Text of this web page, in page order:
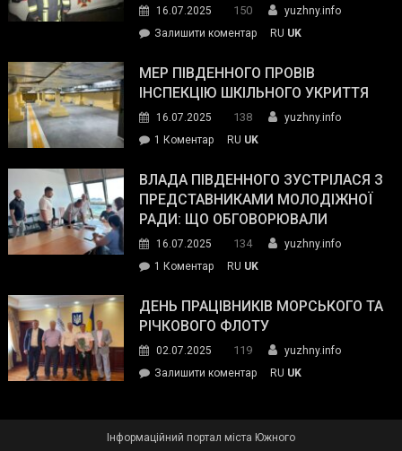
силових
та
органів:
«Наш
спільний
окупанти.
Маємо
діяти
команда
16.07.2025 150
yuzhny.info
Залишити коментарon
ДСНС
власноруч
пожежу
у
RU UK
МЕР ПІВДЕННОГО ПРОВІВ
ІНСПЕКЦІЮ ШКІЛЬНОГО УКРИТТЯ
16.07.2025 138
yuzhny.info
1 Коментардо
Південного
провів
інспекцію
укриття
RU UK
ВЛАДА ПІВДЕННОГО ЗУСТРІЛАСЯ З
ПРЕДСТАВНИКАМИ МОЛОДІЖНОЇ
РАДИ: ЩО ОБГОВОРЮВАЛИ
16.07.2025 134
yuzhny.info
1 Коментардо
Південного
зустрілася
представниками
молодіжної
обговорювали
RU UK
ДЕНЬ ПРАЦІВНИКІВ МОРСЬКОГО ТА
РІЧКОВОГО ФЛОТУ
02.07.2025 119
yuzhny.info
Залишити коментарon
RU UK
Інформаційний портал міста Южного